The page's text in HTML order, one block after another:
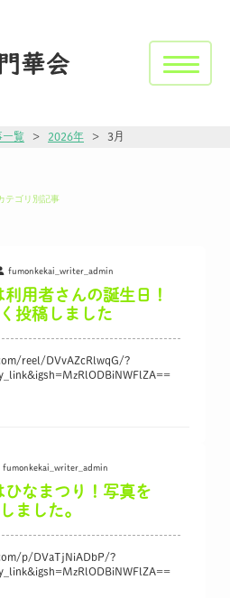
一覧 > 2026年 > 3月
テゴリ別記事
fumonkekai_writer_admin
利用者さんの誕生日！
投稿しました
reel/DVvAZcRlwqG/?
fumonkekai_writer_admin
ひなまつり！写真を
しました。
p/DVaTjNiADbP/?